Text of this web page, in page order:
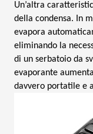
Un’altra
della condensa. In
evapora
eliminando la
di un serbatoio da
evaporante
davvero portatile e